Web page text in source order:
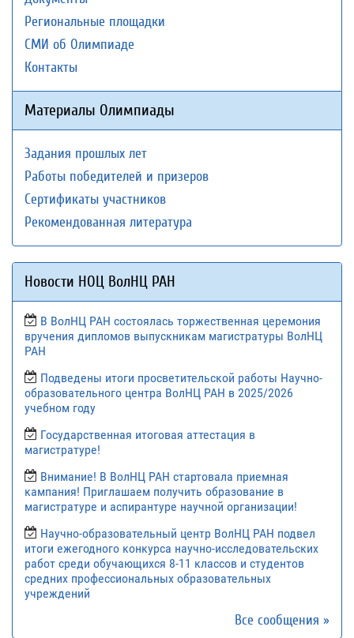
Региональные площадки
СМИ об Олимпиаде
Контакты
Материалы Олимпиады
Задания прошлых лет
Работы победителей и призеров
Сертификаты участников
Рекомендованная литература
Новости НОЦ ВолНЦ РАН
В ВолНЦ РАН состоялась торжественная церемония
вручения дипломов выпускникам магистратуры ВолНЦ
РАН
Подведены итоги просветительской работы Научно-
образовательного центра ВолНЦ РАН в 2025/2026
учебном году
Государственная итоговая аттестация в
магистратуре!
Внимание! В ВолНЦ РАН стартовала приемная
кампания! Приглашаем получить образование в
магистратуре и аспирантуре научной организации!
Научно-образовательный центр ВолНЦ РАН подвел
итоги ежегодного конкурса научно-исследовательских
работ среди обучающихся 8-11 классов и студентов
средних профессиональных образовательных
учреждений
Все сообщения »